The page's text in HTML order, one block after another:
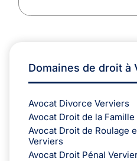
Domaines de droit à
Avocat Divorce Verviers
Avocat Droit de la
Avocat Droit de Roulage
Verviers
Avocat Droit Pénal